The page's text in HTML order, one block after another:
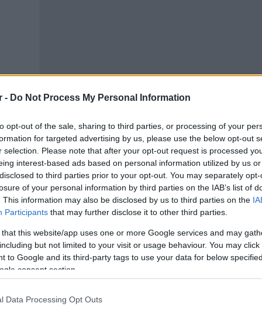
- Do Not Process My Personal Information
opt-out of the sale, sharing to third parties, or processing of your
for targeted advertising by us, please use the below opt-out
selection. Please note that after your opt-out request is processed
interest-based ads based on personal information utilized by us
to third parties prior to your opt-out. You may separately
of your personal information by third parties on the IAB’s list of
This information may also be disclosed by us to third parties on the
Participants that may further disclose it to other third parties.
that this website/app uses one or more Google services and may
but not limited to your visit or usage behaviour. You may
to Google and its third-party tags to use your data for below
consent section.
Data Processing Opt Outs
της 21ης Μαΐου αφορά τις εργαζόμενες
«Ηλεκτρονική Αίτηση Χορήγησης Επιδόματος
διάστημα από την 1η Μαΐου έως τις 15 Μαΐου 2026.
προϋπόθεση για την πληρωμή είναι η αίτηση
επιδόματος μητρότητας για τον μήνα Μάιο
ενδιαφέρει! Ποιοί συνταξιούχοι θα πάρουν επίδομα
ποσό του επιδόματος μετά την αύξηση
μητρότητας έχει αυξηθεί από την 1η
το προηγούμενο διάστημα. Η αύξηση συνδέεται με